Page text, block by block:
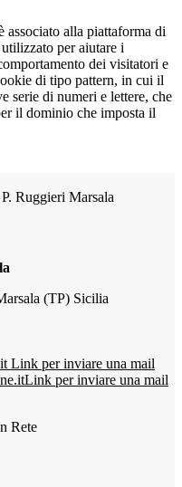
associato alla piattaforma di
per aiutare i
dei visitatori e
di tipo pattern, in cui il
serie di numeri e lettere, che
il dominio che imposta il
Ruggieri Marsala
(TP) Sicilia
Link per inviare una mail
Link per inviare una mail
Rete